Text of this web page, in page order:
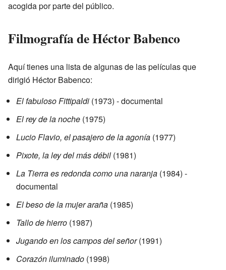
acogida por parte del público.
Filmografía de Héctor Babenco
Aquí tienes una lista de algunas de las películas que
dirigió Héctor Babenco:
El fabuloso Fittipaldi (1973) - documental
El rey de la noche (1975)
Lucio Flavio, el pasajero de la agonía (1977)
Pixote, la ley del más débil (1981)
La Tierra es redonda como una naranja (1984) -
documental
El beso de la mujer araña (1985)
Tallo de hierro (1987)
Jugando en los campos del señor(1991)
Corazón iluminado (1998)